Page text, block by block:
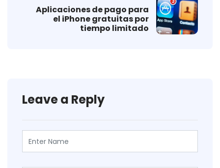
Aplicaciones de pago para
el iPhone gratuitas por
tiempo limitado
Leave a Reply